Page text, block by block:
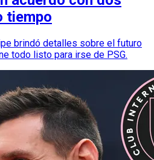
tiempo
brindó detalles sobre el futuro
todo listo para irse de PSG.